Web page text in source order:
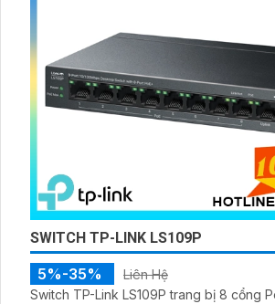
SWITCH TP-LINK LS109P
5%-35%
Liên Hệ
Switch TP-Link LS109P trang bị 8 cổng